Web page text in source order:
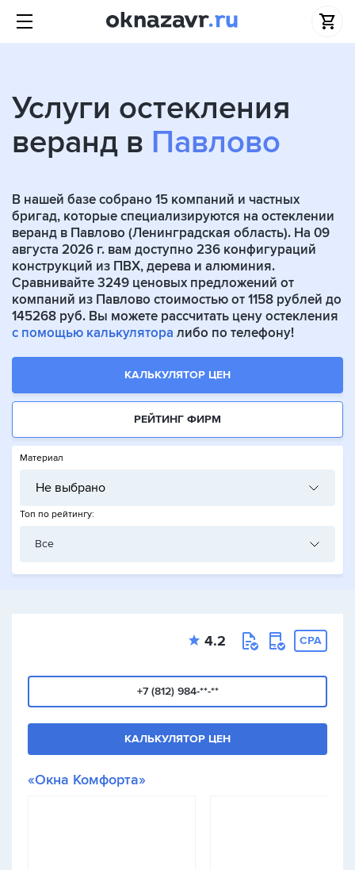
Услуги остекления
веранд в Павлово
В нашей базе собрано 15 компаний и частных
бригад, которые специализируются на остеклении
веранд в Павлово (Ленинградская область). На 09
августа 2026 г. вам доступно 236 конфигураций
конструкций из ПВХ, дерева и алюминия.
Сравнивайте 3249 ценовых предложений от
компаний из Павлово стоимостью от 1158 рублей до
145268 руб. Вы можете рассчитать цену остекления
с помощью калькулятора либо по телефону!
КАЛЬКУЛЯТОР ЦЕН
РЕЙТИНГ ФИРМ
Материал
Не выбрано
Топ по рейтингу:
Все
4.2 CPA
+7 (812) 984-**-**
КАЛЬКУЛЯТОР ЦЕН
«Окна Комфорта»